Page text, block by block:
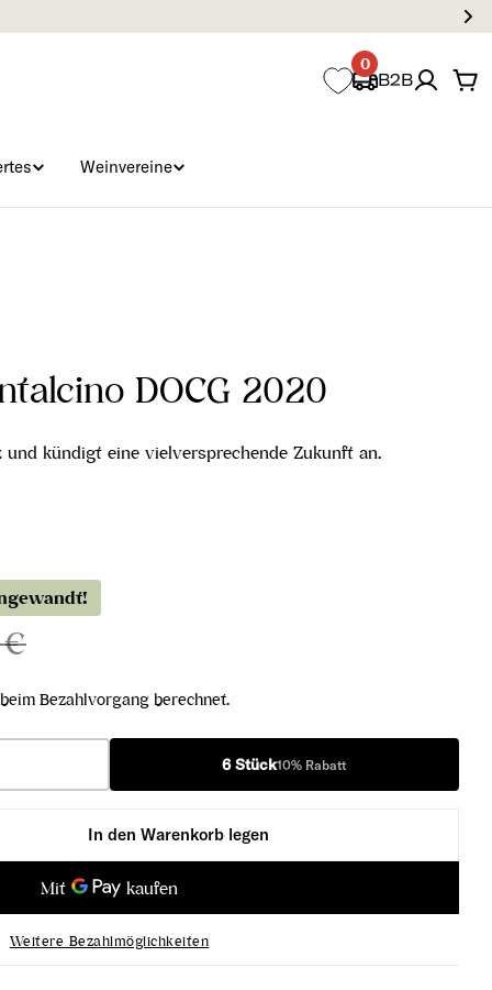
0
B2B
Weinvereine
DOCG 2020
kündigt eine vielversprechende Zukunft an.
€
Bezahlvorgang berechnet.
6 Stück10% Rabatt
DOCG 2020 verringern
di Montalcino DOCG 2020 erhöhen
In den Warenkorb legen
Weitere Bezahlmöglichkeiten